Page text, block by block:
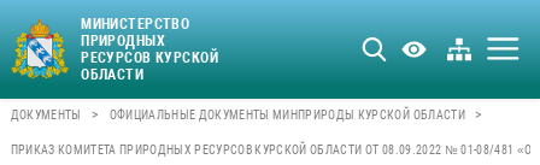
МИНИСТЕРСТВО
ПРИРОДНЫХ
РЕСУРСОВ КУРСКОЙ
ОБЛАСТИ
ДОКУМЕНТЫ > ОФИЦИАЛЬНЫЕ ДОКУМЕНТЫ МИНПРИРОДЫ КУРСКОЙ ОБЛАСТИ >
ПРИКАЗ КОМИТЕТА ПРИРОДНЫХ РЕСУРСОВ КУРСКОЙ ОБЛАСТИ ОТ 08.09.2022 № 01-08/481